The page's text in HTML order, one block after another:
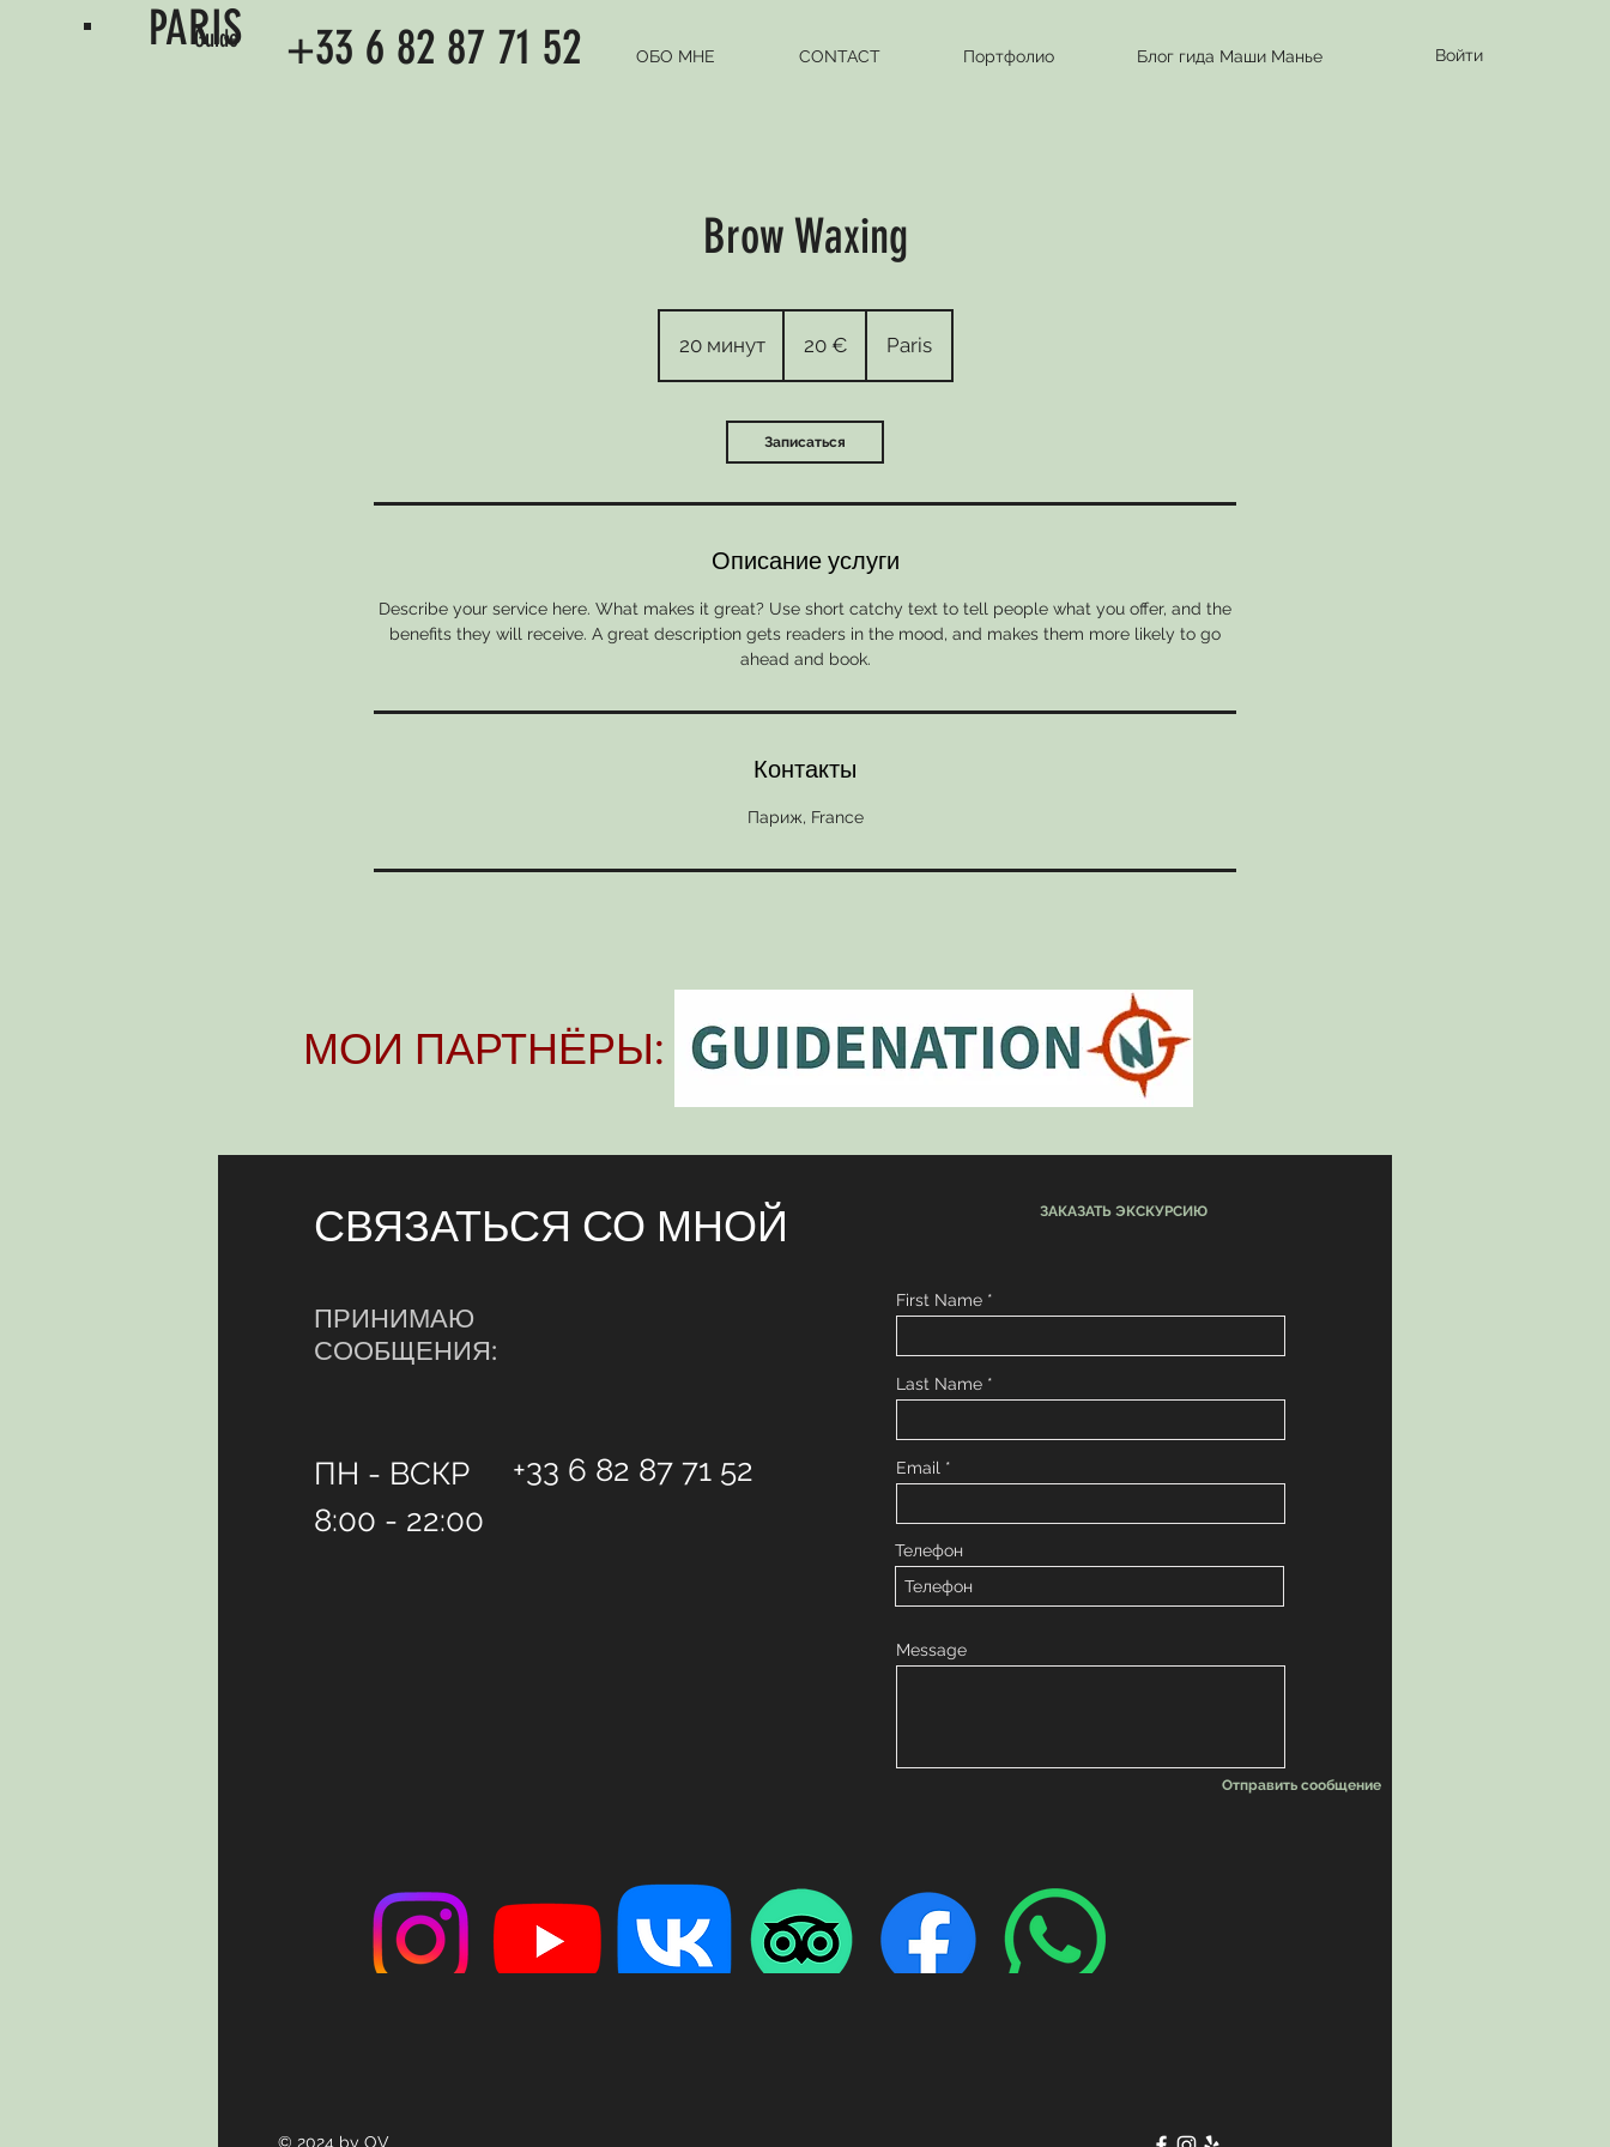
PARIS
Guide
Войти
+33 6 82 87 71 52 ОБО МНЕ CONTACT Портфолио Блог гида Маши Манье
Brow Waxing
20 минут2
0
и
н
20 € Paris
Записаться
Описание услуги
Describe your service here. What makes it great? Use short catchy text to tell people what you offer, and the
benefits they will receive. A great description gets readers in the mood, and makes them more likely to go
ahead and book.
Контакты
Париж, France
МОИ ПАРТНЁРЫ:
СВЯЗАТЬСЯ СО МНОЙ ЗАКАЗАТЬ ЭКСКУРСИЮ
ПРИНИМАЮ
СООБЩЕНИЯ:
ПН - ВСКР
8:00 - 22:00
+33 6 82 87 71 52
First Name
Last Name
Email
Телефон
Message
Отправить сообщение
© 2024 by OV